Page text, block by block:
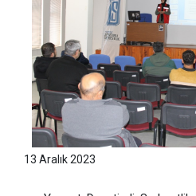
13 Aralık 2023